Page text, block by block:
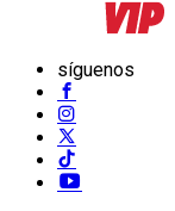
síguenos